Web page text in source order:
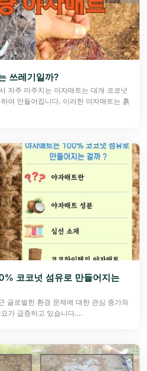
쓰레기일까?
자주 마주치는 야자매트는 대개 코코넛
여 만들어집니다. 이러한 야자매트는 흙
코코넛 섬유로 만들어지는
글로벌한 환경 문제에 대한 관심 증가와
가 급증하고 있습니다....